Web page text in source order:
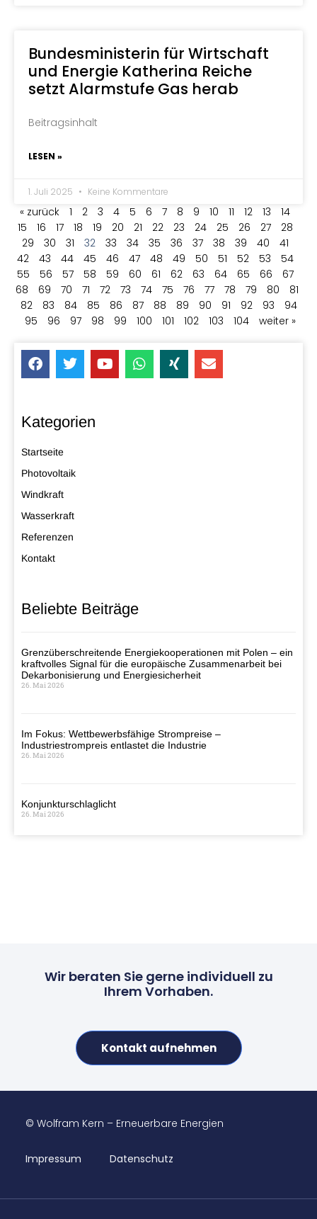
Bundesministerin für Wirtschaft
und Energie Katherina Reiche
setzt Alarmstufe Gas herab
Beitragsinhalt
LESEN »
1. Juli 2025 Keine Kommentare
« zurück 1 2 3 4 5 6 7 8 9 10 11 12 13
14
15
16 17 18 19 20 21 22 23 24 25 26 27
28
29
30 31 32 33 34 35 36 37 38 39 40
41
42
43 44 45 46 47 48 49 50 51 52 53
54
55
56 57 58 59 60 61 62 63 64 65 66
67
68
69 70 71 72 73 74 75 76 77 78 79 80
81
82
83 84 85 86 87 88 89 90 91 92 93
94
95
96 97 98 99 100 101 102 103 104 weiter »
Kategorien
Startseite
Photovoltaik
Windkraft
Wasserkraft
Referenzen
Kontakt
Beliebte Beiträge
Grenzüberschreitende Energiekooperationen mit Polen – ein
kraftvolles Signal für die europäische Zusammenarbeit bei
Dekarbonisierung und Energiesicherheit
26. Mai 2026
Im Fokus: Wettbewerbsfähige Strompreise –
Industriestrompreis entlastet die Industrie
26. Mai 2026
Konjunkturschlaglicht
26. Mai 2026
Wir beraten Sie gerne individuell zu
Ihrem Vorhaben.
Kontakt aufnehmen
© Wolfram Kern – Erneuerbare Energien
Impressum Datenschutz